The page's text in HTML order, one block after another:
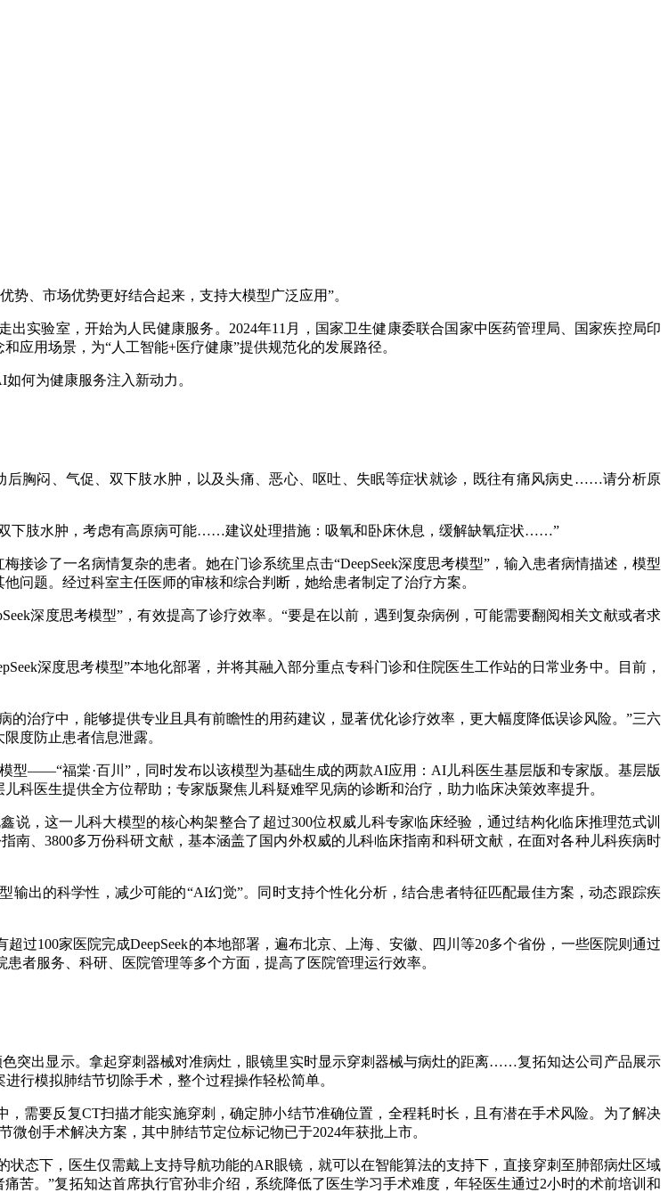
、市场优势更好结合起来，支持大模型广泛应用”。
验室，开始为人民健康服务。2024年11月，国家卫生健康委联合国家中医药管理局、国家疾控局印
应用场景，为“人工智能+医疗健康”提供规范化的发展路径。
何为健康服务注入新动力。
胸闷、气促、双下肢水肿，以及头痛、恶心、呕吐、失眠等症状就诊，既往有痛风病史……请分析原
肢水肿，考虑有高原病可能……建议处理措施：吸氧和卧床休息，缓解缺氧症状……”
诊了一名病情复杂的患者。她在门诊系统里点击“DeepSeek深度思考模型”，输入患者病情描述，模型
问题。经过科室主任医师的审核和综合判断，她给患者制定了治疗方案。
深度思考模型”，有效提高了诊疗效率。“要是在以前，遇到复杂病例，可能需要翻阅相关文献或者求
深度思考模型”本地化部署，并将其融入部分重点专科门诊和住院医生工作站的日常业务中。目前，
疗中，能够提供专业且具有前瞻性的用药建议，显著优化诊疗效率，更大幅度降低误诊风险。”三六
度防止患者信息泄露。
——“福棠·百川”，同时发布以该模型为基础生成的两款AI应用：AI儿科医生基层版和专家版。基层版
科医生提供全方位帮助；专家版聚焦儿科疑难罕见病的诊断和治疗，助力临床决策效率提升。
这一儿科大模型的核心构架整合了超过300位权威儿科专家临床经验，通过结构化临床推理范式训
、3800多万份科研文献，基本涵盖了国内外权威的儿科临床指南和科研文献，在面对各种儿科疾病时
出的科学性，减少可能的“AI幻觉”。同时支持个性化分析，结合患者特征匹配最佳方案，动态跟踪疾
100家医院完成DeepSeek的本地部署，遍布北京、上海、安徽、四川等20多个省份，一些医院则通过
者服务、科研、医院管理等多个方面，提高了医院管理运行效率。
出显示。拿起穿刺器械对准病灶，眼镜里实时显示穿刺器械与病灶的距离……复拓知达公司产品展示
行模拟肺结节切除手术，整个过程操作轻松简单。
要反复CT扫描才能实施穿刺，确定肺小结节准确位置，全程耗时长，且有潜在手术风险。为了解决
创手术解决方案，其中肺结节定位标记物已于2024年获批上市。
下，医生仅需戴上支持导航功能的AR眼镜，就可以在智能算法的支持下，直接穿刺至肺部病灶区域
苦。”复拓知达首席执行官孙非介绍，系统降低了医生学习手术难度，年轻医生通过2小时的术前培训和